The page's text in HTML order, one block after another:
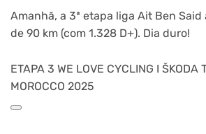
Amanhã, a 3ª etapa liga Ait Ben Said
de 90 km (com 1.328 D+). Dia duro!
ETAPA 3 WE LOVE CYCLING I ŠKODA
MOROCCO 2025